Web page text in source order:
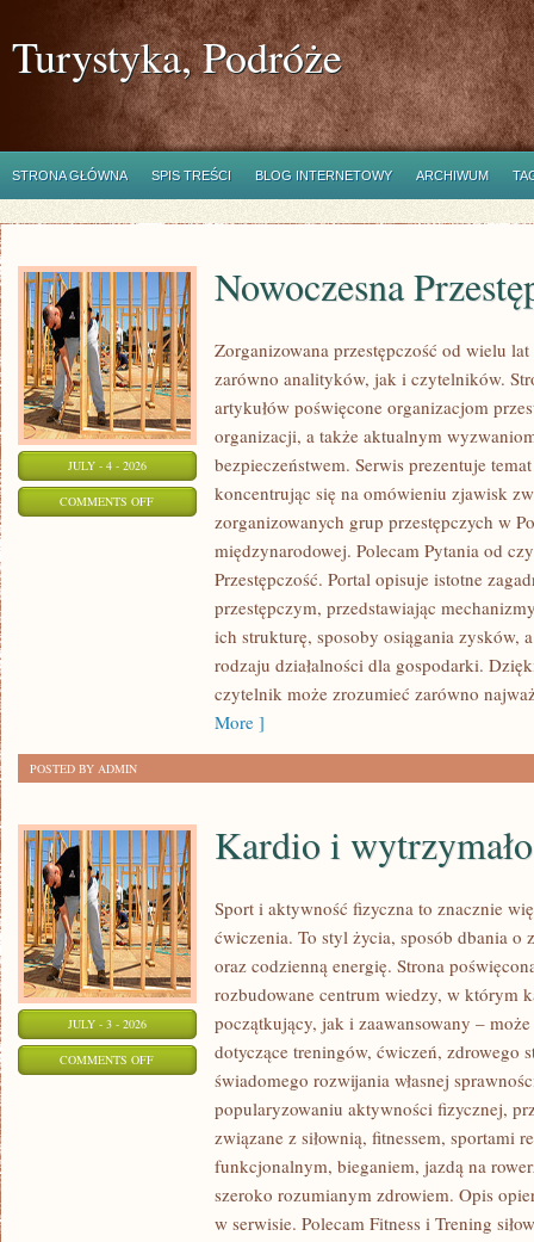
Turystyka, Podróże
STRONA GŁÓWNA SPIS TREŚCI BLOG INTERNETOWY ARCHIWUM
JULY - 4 - 2026
COMMENTS OFFON
NOWOCZESNA
PRZESTĘPCZOŚĆ
Nowoczesna
Zorganizowana przestępczość od wielu
zarówno analityków, jak i czytelników.
artykułów poświęcone organizacjom
organizacji, a także aktualnym
bezpieczeństwem. Serwis prezentuje
koncentrując się na omówieniu zjawisk
zorganizowanych grup przestępczych w
międzynarodowej. Polecam Pytania od
Przestępczość. Portal opisuje istotne
przestępczym, przedstawiając
ich strukturę, sposoby osiągania zysków,
rodzaju działalności dla gospodarki.
czytelnik może zrozumieć zarówno
More ]
POSTED BY ADMIN
JULY - 3 - 2026
COMMENTS OFFON
WYTRZYMAŁOŚĆ
Kardio i
Sport i aktywność fizyczna to znacznie
ćwiczenia. To styl życia, sposób dbania o
oraz codzienną energię. Strona
rozbudowane centrum wiedzy, w którym
początkujący, jak i zaawansowany –
dotyczące treningów, ćwiczeń, zdrowego
świadomego rozwijania własnej
popularyzowaniu aktywności fizycznej,
związane z siłownią, fitnessem, sportami
funkcjonalnym, bieganiem, jazdą na
szeroko rozumianym zdrowiem. Opis
w serwisie. Polecam Fitness i Trening